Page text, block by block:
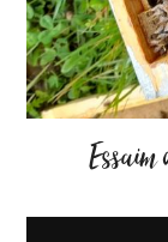
Essaim